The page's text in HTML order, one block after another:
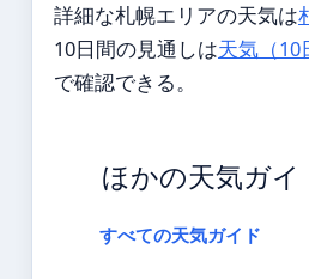
詳細な札幌エリアの天気は
10日間の見通しは天気（10
で確認できる。
ほかの天気ガイ
すべての天気ガイド